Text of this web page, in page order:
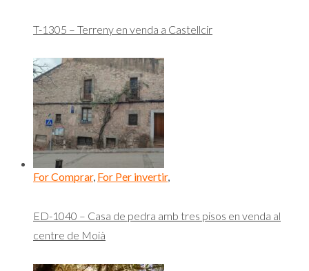
T-1305 – Terreny en venda a Castellcir
For Comprar, For Per invertir,
ED-1040 – Casa de pedra amb tres pisos en venda al
centre de Moià